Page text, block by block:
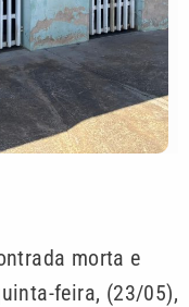
morta e
feira, (23/05),